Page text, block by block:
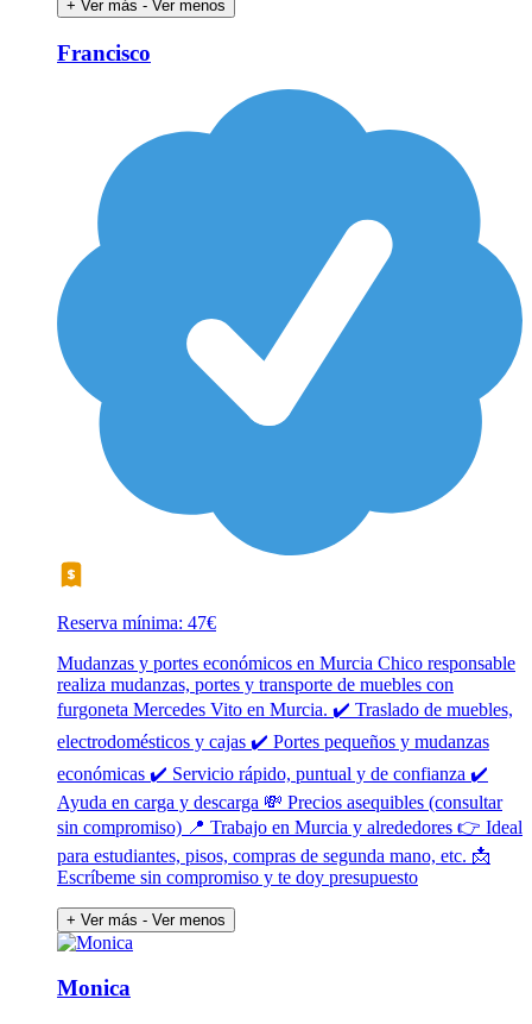
+ Ver más - Ver menos
Francisco
Reserva mínima: 47€
Mudanzas y portes económicos en Murcia Chico responsable
realiza mudanzas, portes y transporte de muebles con
furgoneta Mercedes Vito en Murcia. ✔️ Traslado de muebles,
electrodomésticos y cajas ✔️ Portes pequeños y mudanzas
económicas ✔️ Servicio rápido, puntual y de confianza ✔️
Ayuda en carga y descarga 💸 Precios asequibles (consultar
sin compromiso) 📍 Trabajo en Murcia y alrededores 👉 Ideal
para estudiantes, pisos, compras de segunda mano, etc. 📩
Escríbeme sin compromiso y te doy presupuesto
+ Ver más - Ver menos
Monica